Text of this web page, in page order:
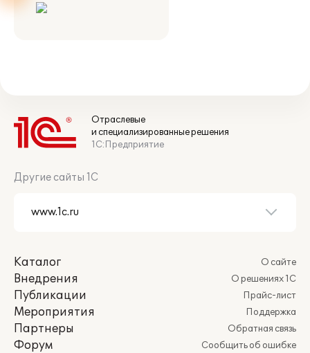
Отраслевые
и специализированные решения
1С:Предприятие
Другие сайты 1С
Каталог
Внедрения
Публикации
Мероприятия
Партнеры
Форум
О сайте
О решениях 1С
Прайс-лист
Поддержка
Обратная связь
Сообщить об ошибке